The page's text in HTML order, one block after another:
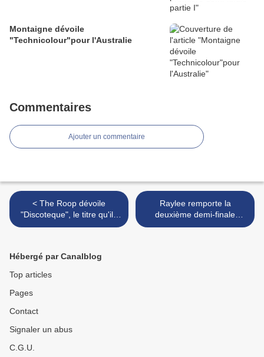
Montaigne dévoile
"Technicolour"pour l'Australie
Commentaires
Ajouter un commentaire
< The Roop dévoile
"Discoteque", le titre qu'ils
interprèteront en finale de
Raylee remporte la
deuxième demi-finale
norvégienne et se qualifie
Hébergé par Canalblog
Top articles
Pages
Contact
Signaler un abus
C.G.U.